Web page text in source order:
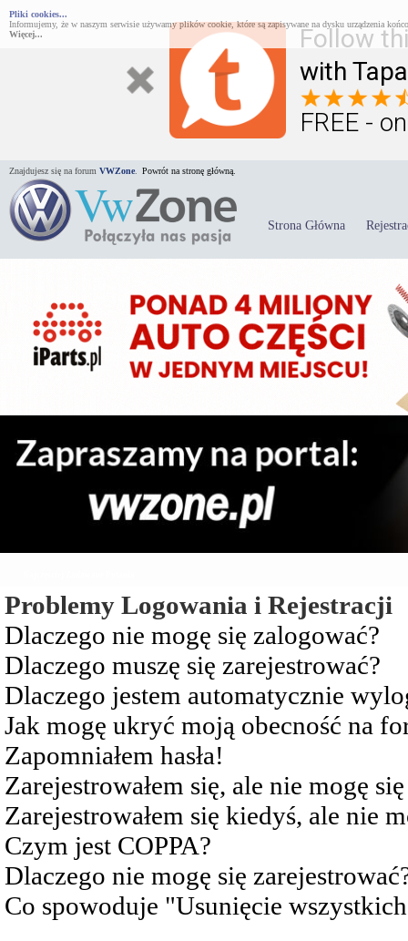
Follow
with
FREE -
Pliki cookies...
Informujemy, że w naszym serwisie używamy plików cookie, które są zapisywane na dysku urządzenia
Więcej...
Znajdujesz się na forum VWZone Powrót na stronę główną.
Strona Główna
Problemy Logowania i Rejestracji
Dlaczego nie mogę się zalogować?
Dlaczego muszę się zarejestrować?
Dlaczego jestem automatycznie
Jak mogę ukryć moją obecność na
Zapomniałem hasła!
Zarejestrowałem się, ale nie mogę
Zarejestrowałem się kiedyś, ale nie
Czym jest COPPA?
Dlaczego nie mogę się
Co spowoduje "Usunięcie